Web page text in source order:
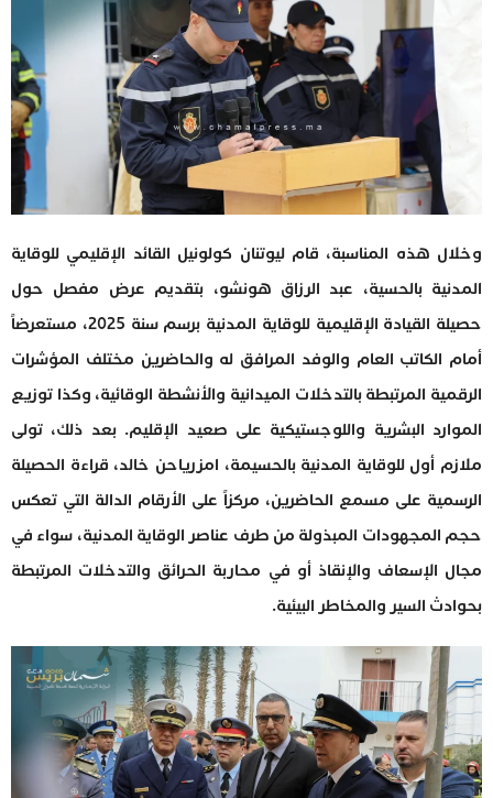
وخلال هذه المناسبة، قام ليوتنان كولونيل القائد الإقليمي للوقاية
المدنية بالحسية، عبد الرزاق هونشو، بتقديم عرض مفصل حول
حصيلة القيادة الإقليمية للوقاية المدنية برسم سنة 2025، مستعرضاً
أمام الكاتب العام والوفد المرافق له والحاضرين مختلف المؤشرات
الرقمية المرتبطة بالتدخلات الميدانية والأنشطة الوقائية، وكذا توزيع
الموارد البشرية واللوجستيكية على صعيد الإقليم. بعد ذلك، تولى
ملازم أول للوقاية المدنية بالحسيمة، امزرياحن خالد، قراءة الحصيلة
الرسمية على مسمع الحاضرين، مركزاً على الأرقام الدالة التي تعكس
حجم المجهودات المبذولة من طرف عناصر الوقاية المدنية، سواء في
مجال الإسعاف والإنقاذ أو في محاربة الحرائق والتدخلات المرتبطة
بحوادث السير والمخاطر البيئية.